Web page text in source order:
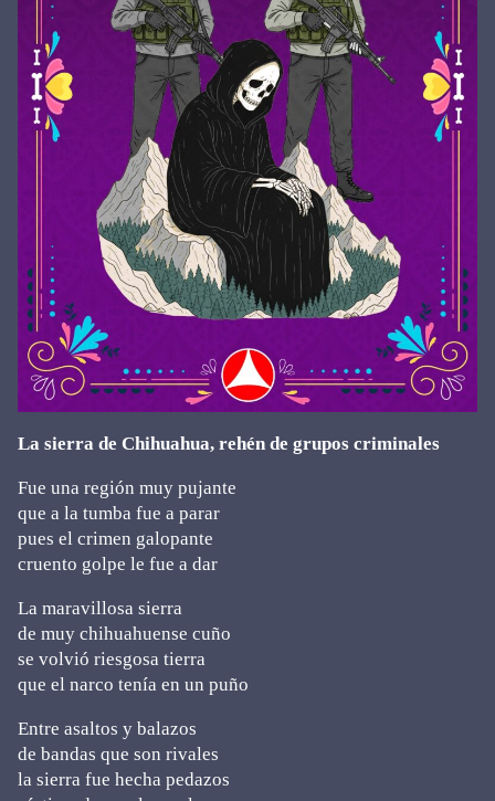
La sierra de Chihuahua, rehén de grupos criminales
Fue una región muy pujante
que a la tumba fue a parar
pues el crimen galopante
cruento golpe le fue a dar
La maravillosa sierra
de muy chihuahuense cuño
se volvió riesgosa tierra
que el narco tenía en un puño
Entre asaltos y balazos
de bandas que son rivales
la sierra fue hecha pedazos